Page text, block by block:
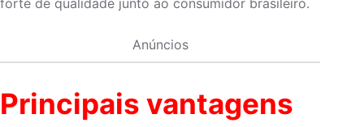
Anúncios
Principais vantagens